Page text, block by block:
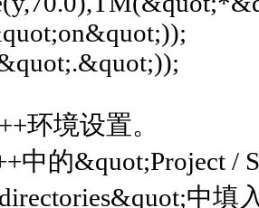
环境设置。
中的&quot;Project /
中